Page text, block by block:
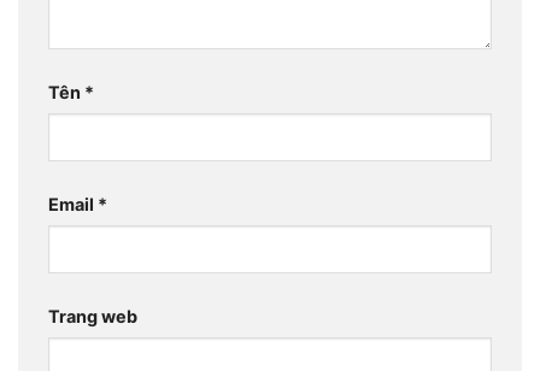
Tên *
Email *
Trang web